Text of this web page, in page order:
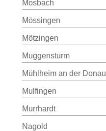
Mosbach
Mössingen
Mötzingen
Muggensturm
Mühlheim an der Donau
Mulfingen
Murrhardt
Nagold